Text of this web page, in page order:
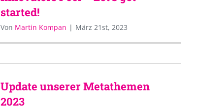
started!
Von Martin Kompan | März 21st, 2023
Update unserer Metathemen
2023